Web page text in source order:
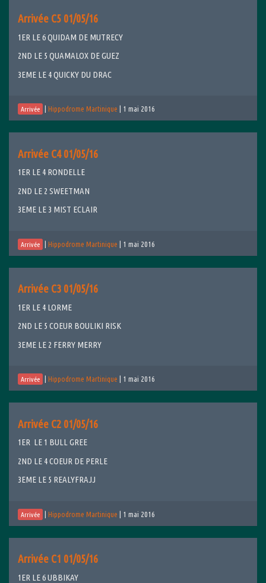
Arrivée C5 01/05/16
1ER LE 6 QUIDAM DE MUTRECY
2ND LE 5 QUAMALOX DE GUEZ
3EME LE 4 QUICKY DU DRAC
Arrivée Hippodrome Martinique 1 mai 2016
Arrivée C4 01/05/16
1ER LE 4 RONDELLE
2ND LE 2 SWEETMAN
3EME LE 3 MIST ECLAIR
Arrivée | Hippodrome Martinique | 1 mai 2016
Arrivée C3 01/05/16
1ER LE 4 LORME
2ND LE 5 COEUR BOULIKI RISK
3EME LE 2 FERRY MERRY
Arrivée Hippodrome Martinique 1 mai 2016
Arrivée C2 01/05/16
1ER LE 1 BULL GREE
2ND LE 4 COEUR DE PERLE
3EME LE 5 REALYFRAJJ
Arrivée | Hippodrome Martinique | 1 mai 2016
Arrivée C1 01/05/16
1ER LE 6 UBBIKAY